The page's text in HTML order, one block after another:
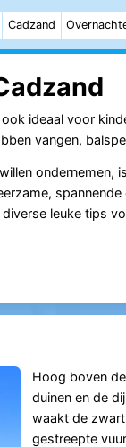
Cadzand
ook ideaal voor
vangen,
spannende
leuke tips
Hoog boven de
duinen en de
waakt de
gestreepte